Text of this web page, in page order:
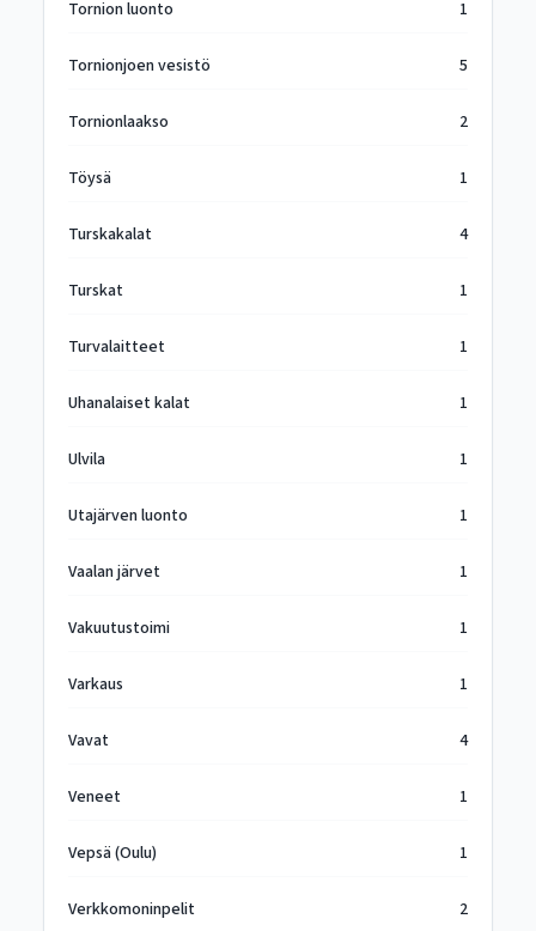
Tornion luonto 1
Tornionjoen vesistö 5
Tornionlaakso 2
Töysä 1
Turskakalat 4
Turskat 1
Turvalaitteet 1
Uhanalaiset kalat 1
Ulvila 1
Utajärven luonto 1
Vaalan järvet 1
Vakuutustoimi 1
Varkaus 1
Vavat 4
Veneet 1
Vepsä (Oulu) 1
Verkkomoninpelit 2